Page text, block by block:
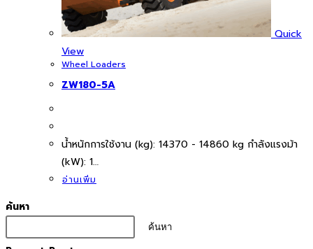
Quick
View
Wheel Loaders
ZW180-5A
นํ้าหนักการใช้งาน (kg): 14370 - 14860 kg กำลังแรงม้า
(kW): 1…
อ่านเพิ่ม
ค้นหา
ค้นหา